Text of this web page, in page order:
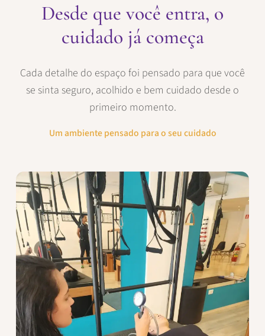
Desde que você entra, o
cuidado já começa
Cada detalhe do espaço foi pensado para que você
se sinta seguro, acolhido e bem cuidado desde o
primeiro momento.
Um ambiente pensado para o seu cuidado